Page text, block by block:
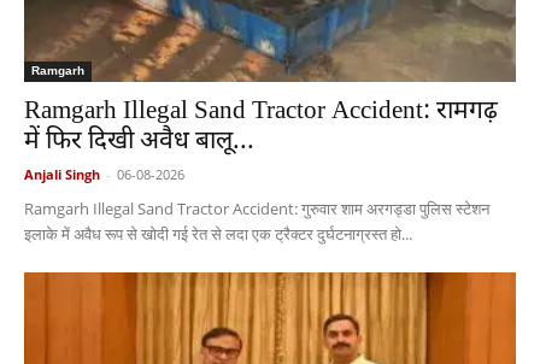
Ramgarh
Ramgarh Illegal Sand Tractor Accident: रामगढ़
में फिर दिखी अवैध बालू...
Anjali Singh - 06-08-2026
Ramgarh Illegal Sand Tractor Accident: गुरुवार शाम अरगड्डा पुलिस स्टेशन
इलाके में अवैध रूप से खोदी गई रेत से लदा एक ट्रैक्टर दुर्घटनाग्रस्त हो...